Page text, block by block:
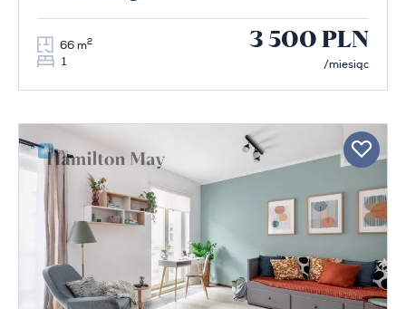
66 m2
1
3 500 PLN
/miesiąc